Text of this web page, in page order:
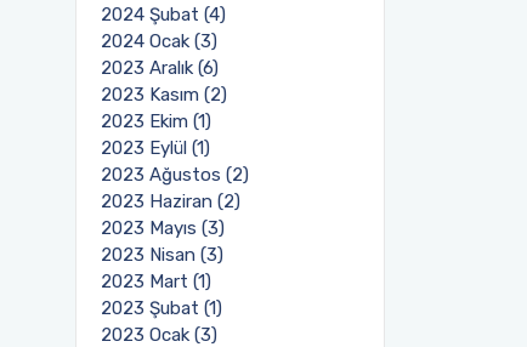
2024 Şubat (4)
2024 Ocak (3)
2023 Aralık (6)
2023 Kasım (2)
2023 Ekim (1)
2023 Eylül (1)
2023 Ağustos (2)
2023 Haziran (2)
2023 Mayıs (3)
2023 Nisan (3)
2023 Mart (1)
2023 Şubat (1)
2023 Ocak (3)